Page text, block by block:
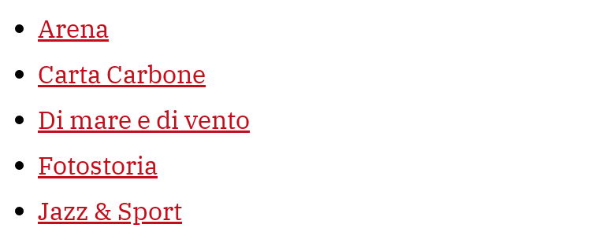
Arena
Carta Carbone
Di mare e di vento
Fotostoria
Jazz & Sport